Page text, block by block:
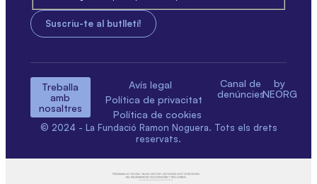
Treballa
amb
nosaltres
Avís legal
Política de privacitat
Política de cookies
Canal de
denúncies
by
NEORG
© 2024 - La Fundació Ramon Noguera. Tots els drets
reservats.